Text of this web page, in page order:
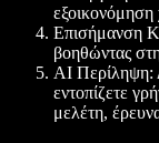
εξοικονόμηση
Επισήμανση
βοηθώντας
AI Περίληψη:
εντοπίζετε
μελέτη,